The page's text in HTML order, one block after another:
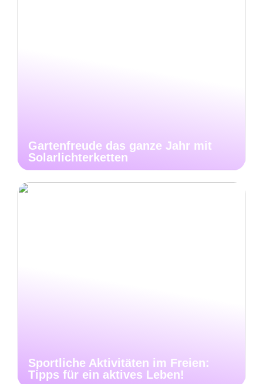
Gartenfreude das ganze Jahr mit
Solarlichterketten
Sportliche Aktivitäten im Freien:
Tipps für ein aktives Leben!